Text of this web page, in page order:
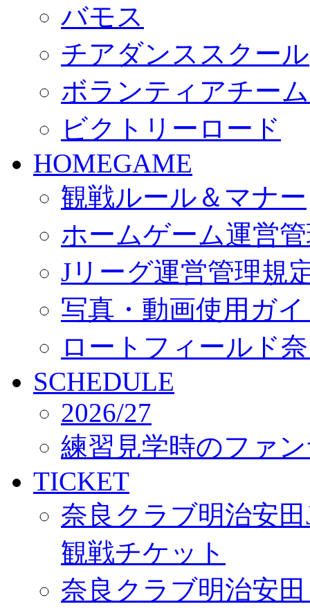
バモス
チアダンススクール
ボランティアチー
ビクトリーロード
HOMEGAME
観戦ルール＆マナー
ホームゲーム運営
Jリーグ運営管理規
写真・動画使用ガ
ロートフィールド
SCHEDULE
2026/27
練習見学時のファ
TICKET
奈良クラブ明治安
観戦チケット
奈良クラブ明治安